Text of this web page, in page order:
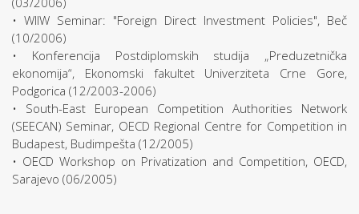
• WIIW Seminar: "Foreign Direct Investment Policies", Beč
(10/2006)
• Konferencija Postdiplomskih studija „Preduzetnička
ekonomija“, Ekonomski fakultet Univerziteta Crne Gore,
Podgorica (12/2003-2006)
• South-East European Competition Authorities Network
(SEECAN) Seminar, OECD Regional Centre for Competition in
Budapest, Budimpešta (12/2005)
• OECD Workshop on Privatization and Competition, OECD,
Sarajevo (06/2005)